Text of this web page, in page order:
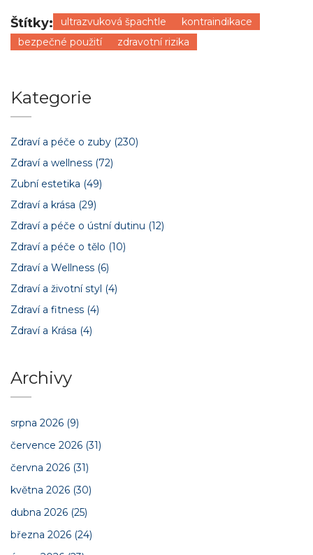
Štítky: ultrazvuková špachtle
kontraindikace
bezpečné použití
zdravotní rizika
Kategorie
Zdraví a péče o zuby (230)
Zdraví a wellness (72)
Zubní estetika (49)
Zdraví a krása (29)
Zdraví a péče o ústní dutinu (12)
Zdraví a péče o tělo (10)
Zdraví a Wellness (6)
Zdraví a životní styl (4)
Zdraví a fitness (4)
Zdraví a Krása (4)
Archivy
srpna 2026 (9)
července 2026 (31)
června 2026 (31)
května 2026 (30)
dubna 2026 (25)
března 2026 (24)